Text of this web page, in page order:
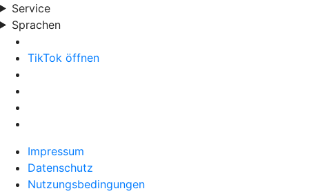
Service
Sprachen
TikTok öffnen
Impressum
Datenschutz
Nutzungsbedingungen